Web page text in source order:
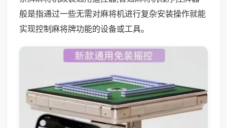
般是指通过一些无需对麻将机进行复杂安装操作就能
实现控制麻将牌功能的设备或工具。